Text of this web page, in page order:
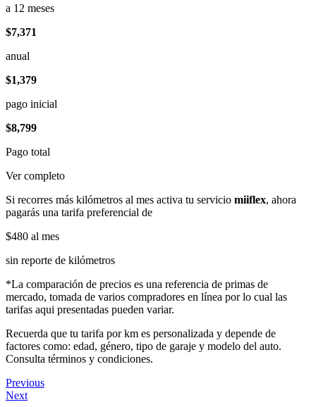
a 12 meses
$7,371
anual
$1,379
pago inicial
$8,799
Pago total
Ver completo
Si recorres más kilómetros al mes activa tu servicio miiflex, ahora
pagarás una tarifa preferencial de
$480 al mes
sin reporte de kilómetros
*La comparación de precios es una referencia de primas de
mercado, tomada de varios compradores en línea por lo cual las
tarifas aqui presentadas pueden variar.
Recuerda que tu tarifa por km es personalizada y depende de
factores como: edad, género, tipo de garaje y modelo del auto.
Consulta términos y condiciones.
Previous
Next